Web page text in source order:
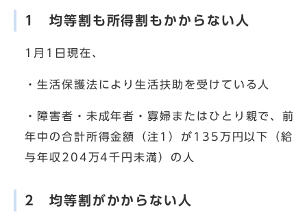
1 均等割も所得割もかからない人
1月1日現在、
・生活保護法により生活扶助を受けている人
・障害者・未成年者・寡婦またはひとり親で、前
年中の合計所得金額（注1）が135万円以下（給
与年収204万4千円未満）の人
2 均等割がかからない人